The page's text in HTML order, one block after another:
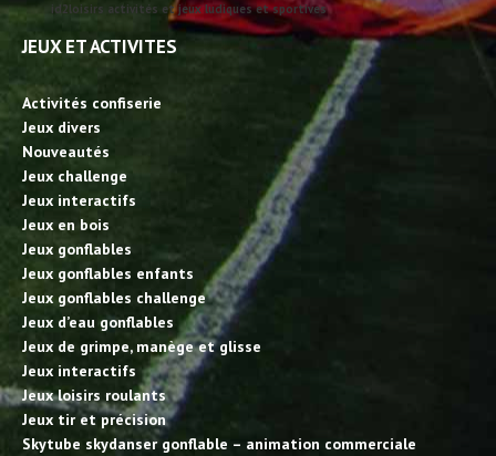
id2loisirs activités et jeux ludiques et sportives
JEUX ET ACTIVITES
Activités confiserie
Jeux divers
Nouveautés
Jeux challenge
Jeux interactifs
Jeux en bois
Jeux gonflables
Jeux gonflables enfants
Jeux gonflables challenge
Jeux d’eau gonflables
Jeux de grimpe, manège et glisse
Jeux interactifs
Jeux loisirs roulants
Jeux tir et précision
Skytube skydanser gonflable – animation commerciale